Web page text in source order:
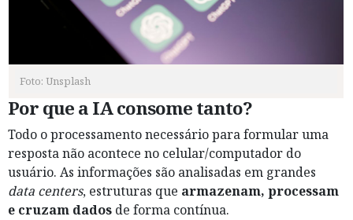
Foto: Unsplash
Por que a IA consome tanto?
Todo o processamento necessário para formular uma
resposta não acontece no celular/computador do
usuário. As informações são analisadas em grandes
data centers, estruturas que armazenam, processam
e cruzam dados de forma contínua.